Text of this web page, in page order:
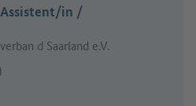
Assistent/in /
d Saarland e.V.